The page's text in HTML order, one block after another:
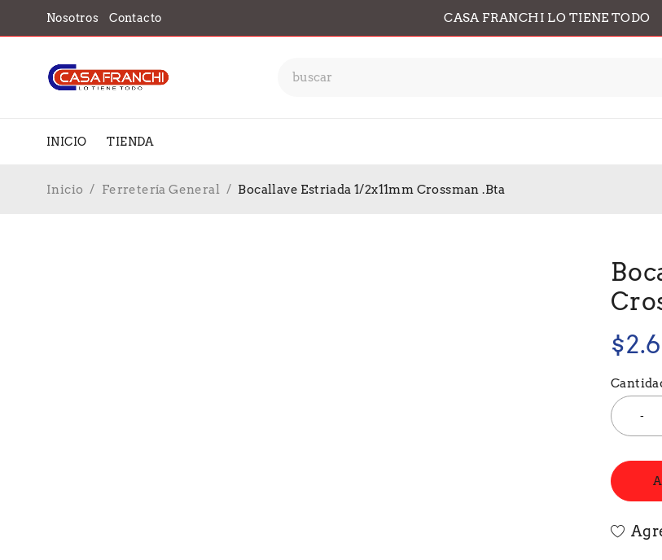
Nosotros Contacto CASA FRANCHI LO TIENE TODO
INICIO TIENDA
Inicio / Ferretería General / Bocallave Estriada 1/2x11mm Crossman .Bta
$